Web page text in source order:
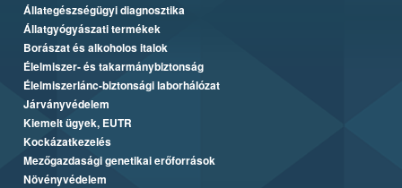
Állategészségügyi diagnosztika
Állatgyógyászati termékek
Borászat és alkoholos italok
Élelmiszer- és takarmánybiztonság
Élelmiszerlánc-biztonsági laborhálózat
Járványvédelem
Kiemelt ügyek, EUTR
Kockázatkezelés
Mezőgazdasági genetikai erőforrások
Növényvédelem